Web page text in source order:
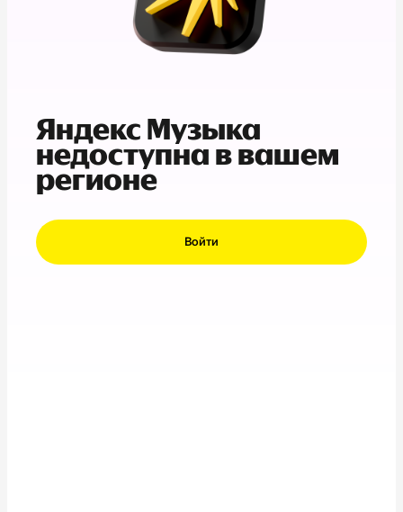
Яндекс Музыка
недоступна в вашем
регионе
Войти